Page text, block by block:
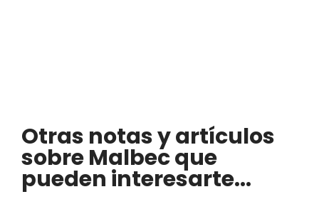
Otras notas y artículos
sobre Malbec que
pueden interesarte...